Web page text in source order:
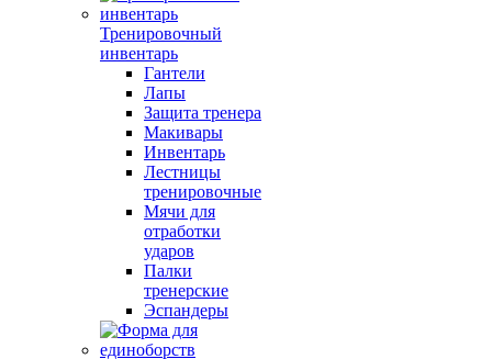
Тренировочный
инвентарь
Гантели
Лапы
Защита тренера
Макивары
Инвентарь
Лестницы
тренировочные
Мячи для
отработки
ударов
Палки
тренерские
Эспандеры